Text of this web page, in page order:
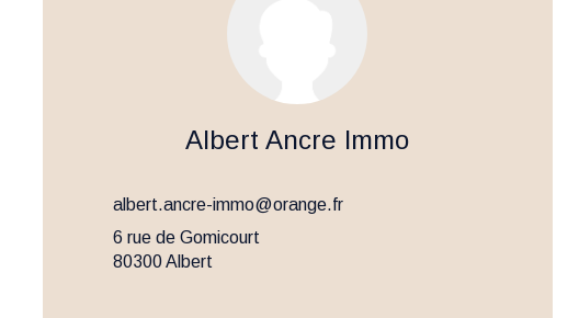
Albert Ancre Immo
albert.ancre-immo@orange.fr
6 rue de Gomicourt
80300 Albert